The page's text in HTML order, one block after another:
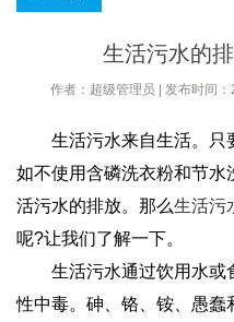
生活污水的
作者：超级管理员 | 发布时间
生活污水来自生活。只
如不使用含磷洗衣粉和节水
活污水的排放。那么生活污
呢?让我们了解一下。
生活污水通过饮用水或
性中毒。砷、铬、铵、愚蠢